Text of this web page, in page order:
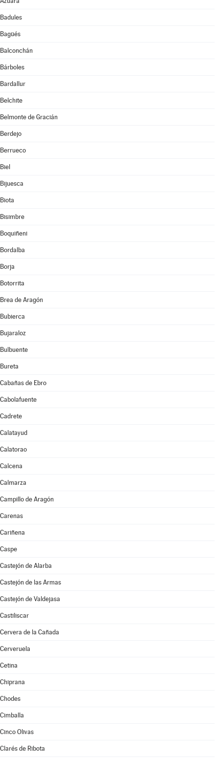
Badules
Bagüés
Balconchán
Bárboles
Bardallur
Belchite
Belmonte de Gracián
Berdejo
Berrueco
Biel
Bijuesca
Biota
Bisimbre
Boquiñeni
Bordalba
Borja
Botorrita
Brea de Aragón
Bubierca
Bujaraloz
Bulbuente
Bureta
Cabañas de Ebro
Cabolafuente
Cadrete
Calatayud
Calatorao
Calcena
Calmarza
Campillo de Aragón
Carenas
Cariñena
Caspe
Castejón de Alarba
Castejón de las Armas
Castejón de Valdejasa
Castiliscar
Cervera de la Cañada
Cerveruela
Cetina
Chiprana
Chodes
Cimballa
Cinco Olivas
Clarés de Ribota